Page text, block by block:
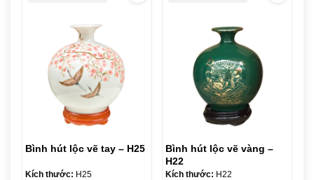
Bình hút lộc vẽ tay – H25
Kích thước: H25
Bình hút lộc vẽ vàng –
H22
Kích thước: H22